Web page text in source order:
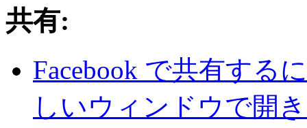
共有:
Facebook で共有する
しいウィンドウで開